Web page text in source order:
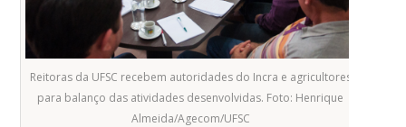
Reitoras da UFSC recebem autoridades do Incra e agricultores
para balanço das atividades desenvolvidas. Foto: Henrique
Almeida/Agecom/UFSC